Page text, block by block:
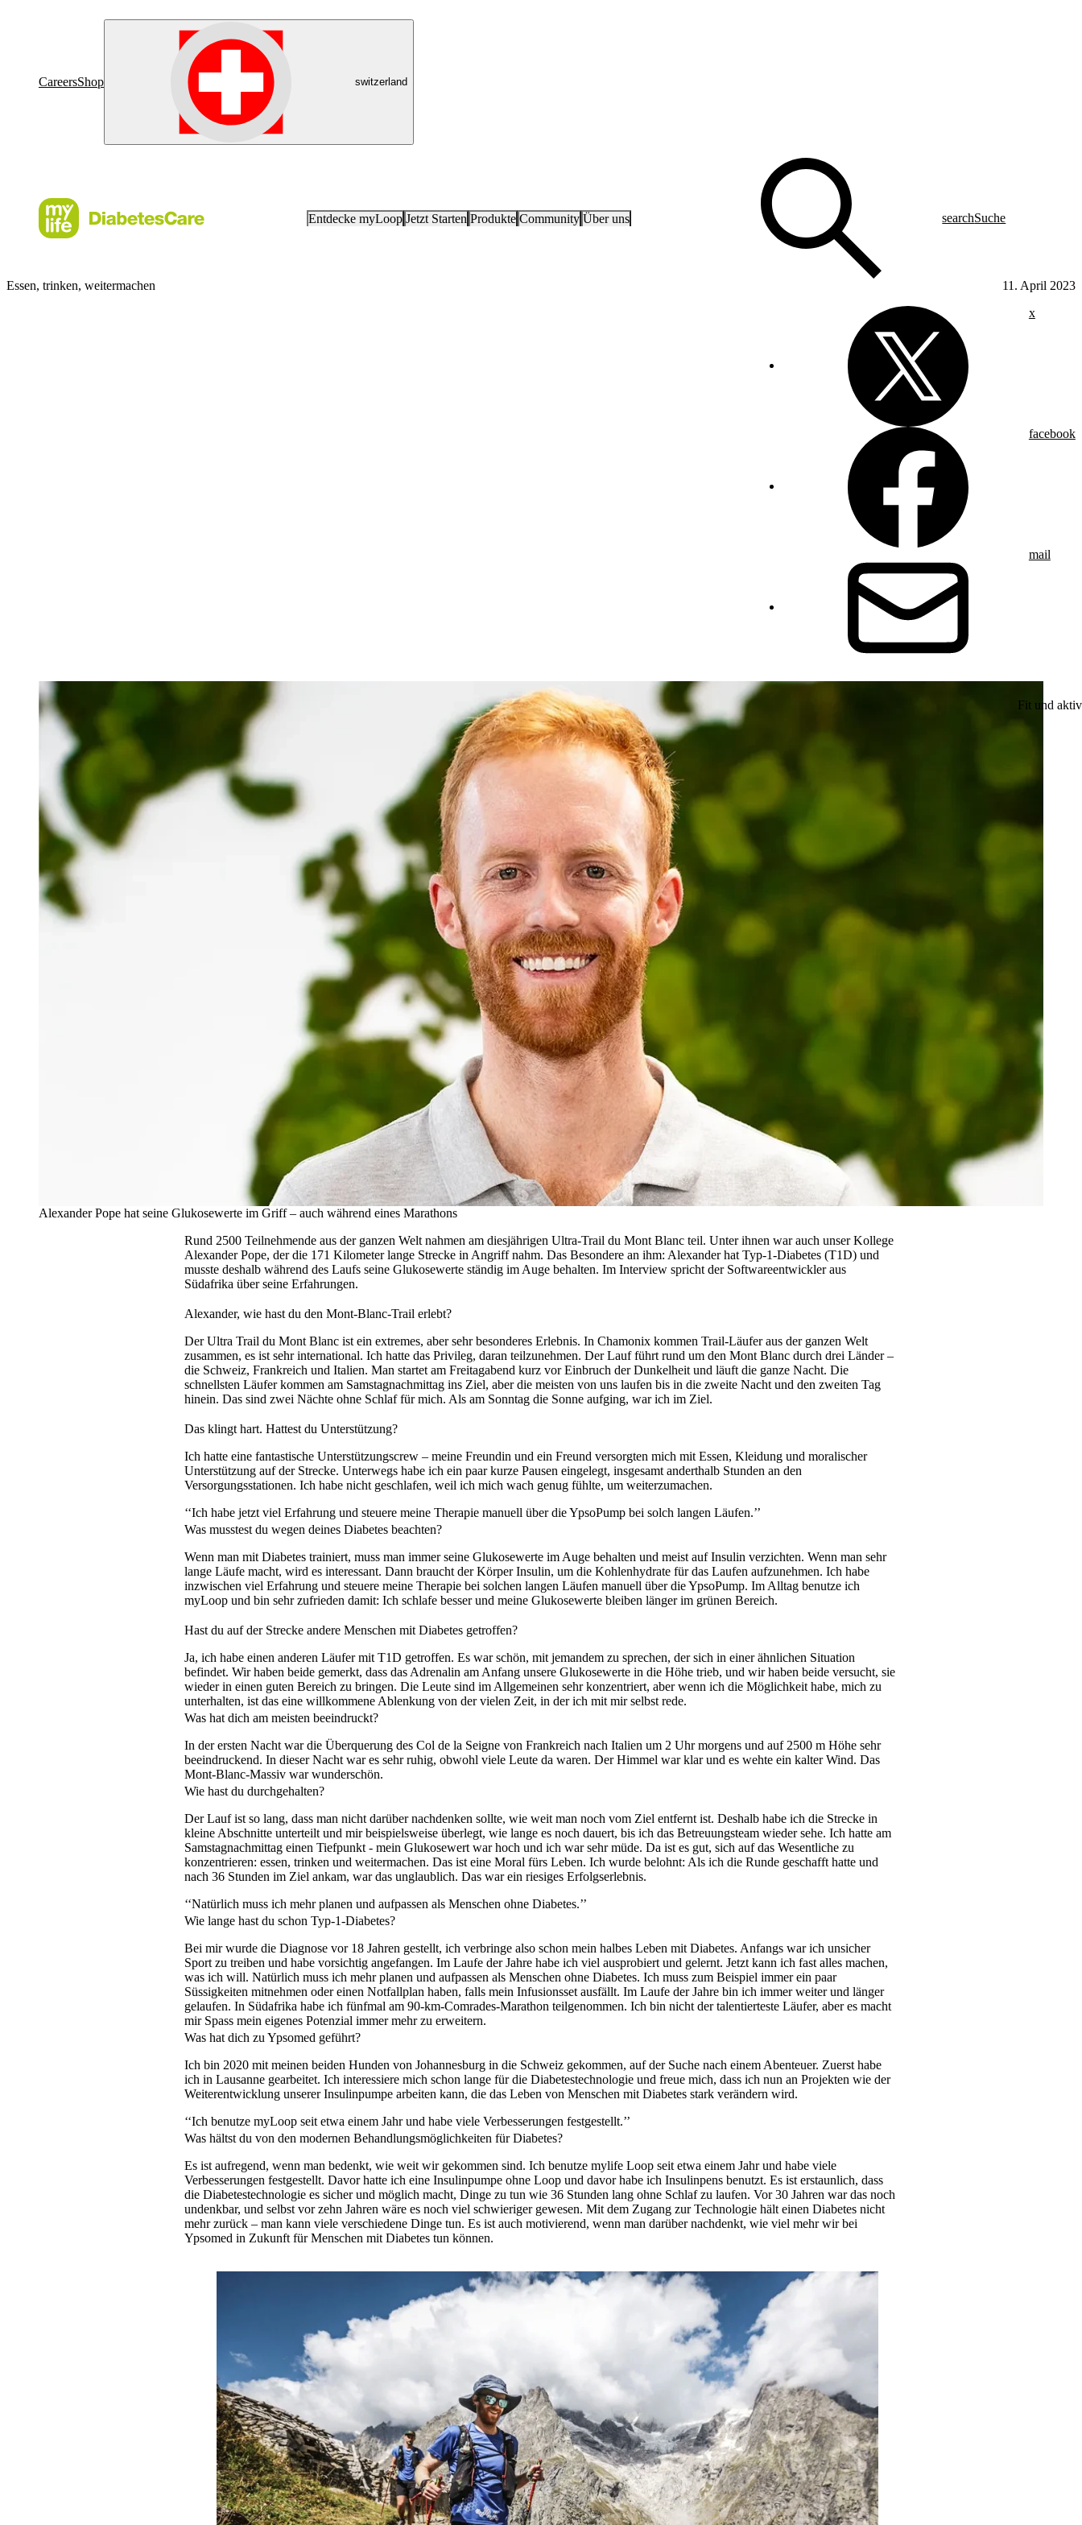
CareersShop switzerland
Entdecke myLoop Jetzt Starten Produkte Community Über uns searchSuche
Essen, trinken, weitermachen
11. April 2023
x
facebook
mail
Fit und aktiv
Alexander Pope hat seine Glukosewerte im Griff – auch während eines Marathons
Rund 2500 Teilnehmende aus der ganzen Welt nahmen am diesjährigen Ultra-Trail du Mont Blanc teil. Unter ihnen war auch unser Kollege
Alexander Pope, der die 171 Kilometer lange Strecke in Angriff nahm. Das Besondere an ihm: Alexander hat Typ-1-Diabetes (T1D) und
musste deshalb während des Laufs seine Glukosewerte ständig im Auge behalten. Im Interview spricht der Softwareentwickler aus
Südafrika über seine Erfahrungen.
Alexander, wie hast du den Mont-Blanc-Trail erlebt?
Der Ultra Trail du Mont Blanc ist ein extremes, aber sehr besonderes Erlebnis. In Chamonix kommen Trail-Läufer aus der ganzen Welt
zusammen, es ist sehr international. Ich hatte das Privileg, daran teilzunehmen. Der Lauf führt rund um den Mont Blanc durch drei Länder –
die Schweiz, Frankreich und Italien. Man startet am Freitagabend kurz vor Einbruch der Dunkelheit und läuft die ganze Nacht. Die
schnellsten Läufer kommen am Samstagnachmittag ins Ziel, aber die meisten von uns laufen bis in die zweite Nacht und den zweiten Tag
hinein. Das sind zwei Nächte ohne Schlaf für mich. Als am Sonntag die Sonne aufging, war ich im Ziel.
Das klingt hart. Hattest du Unterstützung?
Ich hatte eine fantastische Unterstützungscrew – meine Freundin und ein Freund versorgten mich mit Essen, Kleidung und moralischer
Unterstützung auf der Strecke. Unterwegs habe ich ein paar kurze Pausen eingelegt, insgesamt anderthalb Stunden an den
Versorgungsstationen. Ich habe nicht geschlafen, weil ich mich wach genug fühlte, um weiterzumachen.
‘‘Ich habe jetzt viel Erfahrung und steuere meine Therapie manuell über die YpsoPump bei solch langen Läufen.’’
Was musstest du wegen deines Diabetes beachten?
Wenn man mit Diabetes trainiert, muss man immer seine Glukosewerte im Auge behalten und meist auf Insulin verzichten. Wenn man sehr
lange Läufe macht, wird es interessant. Dann braucht der Körper Insulin, um die Kohlenhydrate für das Laufen aufzunehmen. Ich habe
inzwischen viel Erfahrung und steuere meine Therapie bei solchen langen Läufen manuell über die YpsoPump. Im Alltag benutze ich
myLoop und bin sehr zufrieden damit: Ich schlafe besser und meine Glukosewerte bleiben länger im grünen Bereich.
Hast du auf der Strecke andere Menschen mit Diabetes getroffen?
Ja, ich habe einen anderen Läufer mit T1D getroffen. Es war schön, mit jemandem zu sprechen, der sich in einer ähnlichen Situation
befindet. Wir haben beide gemerkt, dass das Adrenalin am Anfang unsere Glukosewerte in die Höhe trieb, und wir haben beide versucht, sie
wieder in einen guten Bereich zu bringen. Die Leute sind im Allgemeinen sehr konzentriert, aber wenn ich die Möglichkeit habe, mich zu
unterhalten, ist das eine willkommene Ablenkung von der vielen Zeit, in der ich mit mir selbst rede.
Was hat dich am meisten beeindruckt?
In der ersten Nacht war die Überquerung des Col de la Seigne von Frankreich nach Italien um 2 Uhr morgens und auf 2500 m Höhe sehr
beeindruckend. In dieser Nacht war es sehr ruhig, obwohl viele Leute da waren. Der Himmel war klar und es wehte ein kalter Wind. Das
Mont-Blanc-Massiv war wunderschön.
Wie hast du durchgehalten?
Der Lauf ist so lang, dass man nicht darüber nachdenken sollte, wie weit man noch vom Ziel entfernt ist. Deshalb habe ich die Strecke in
kleine Abschnitte unterteilt und mir beispielsweise überlegt, wie lange es noch dauert, bis ich das Betreuungsteam wieder sehe. Ich hatte am
Samstagnachmittag einen Tiefpunkt - mein Glukosewert war hoch und ich war sehr müde. Da ist es gut, sich auf das Wesentliche zu
konzentrieren: essen, trinken und weitermachen. Das ist eine Moral fürs Leben. Ich wurde belohnt: Als ich die Runde geschafft hatte und
nach 36 Stunden im Ziel ankam, war das unglaublich. Das war ein riesiges Erfolgserlebnis.
‘‘Natürlich muss ich mehr planen und aufpassen als Menschen ohne Diabetes.’’
Wie lange hast du schon Typ-1-Diabetes?
Bei mir wurde die Diagnose vor 18 Jahren gestellt, ich verbringe also schon mein halbes Leben mit Diabetes. Anfangs war ich unsicher
Sport zu treiben und habe vorsichtig angefangen. Im Laufe der Jahre habe ich viel ausprobiert und gelernt. Jetzt kann ich fast alles machen,
was ich will. Natürlich muss ich mehr planen und aufpassen als Menschen ohne Diabetes. Ich muss zum Beispiel immer ein paar
Süssigkeiten mitnehmen oder einen Notfallplan haben, falls mein Infusionsset ausfällt. Im Laufe der Jahre bin ich immer weiter und länger
gelaufen. In Südafrika habe ich fünfmal am 90-km-Comrades-Marathon teilgenommen. Ich bin nicht der talentierteste Läufer, aber es macht
mir Spass mein eigenes Potenzial immer mehr zu erweitern.
Was hat dich zu Ypsomed geführt?
Ich bin 2020 mit meinen beiden Hunden von Johannesburg in die Schweiz gekommen, auf der Suche nach einem Abenteuer. Zuerst habe
ich in Lausanne gearbeitet. Ich interessiere mich schon lange für die Diabetestechnologie und freue mich, dass ich nun an Projekten wie der
Weiterentwicklung unserer Insulinpumpe arbeiten kann, die das Leben von Menschen mit Diabetes stark verändern wird.
‘‘Ich benutze myLoop seit etwa einem Jahr und habe viele Verbesserungen festgestellt.’’
Was hältst du von den modernen Behandlungsmöglichkeiten für Diabetes?
Es ist aufregend, wenn man bedenkt, wie weit wir gekommen sind. Ich benutze mylife Loop seit etwa einem Jahr und habe viele
Verbesserungen festgestellt. Davor hatte ich eine Insulinpumpe ohne Loop und davor habe ich Insulinpens benutzt. Es ist erstaunlich, dass
die Diabetestechnologie es sicher und möglich macht, Dinge zu tun wie 36 Stunden lang ohne Schlaf zu laufen. Vor 30 Jahren war das noch
undenkbar, und selbst vor zehn Jahren wäre es noch viel schwieriger gewesen. Mit dem Zugang zur Technologie hält einen Diabetes nicht
mehr zurück – man kann viele verschiedene Dinge tun. Es ist auch motivierend, wenn man darüber nachdenkt, wie viel mehr wir bei
Ypsomed in Zukunft für Menschen mit Diabetes tun können.